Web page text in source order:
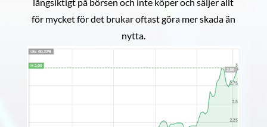
för mycket för det brukar oftast göra mer skada än
nytta.